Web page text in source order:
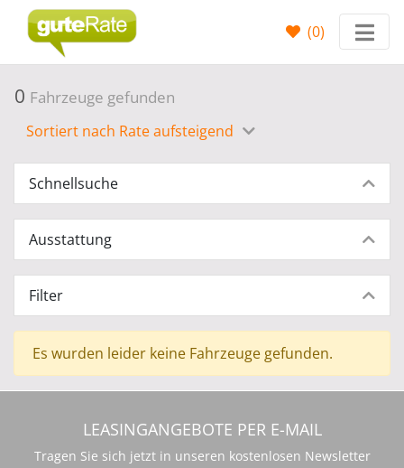
(0)
0 Fahrzeuge gefunden
Sortiert nach Rate aufsteigend
Schnellsuche
Ausstattung
Filter
Es wurden leider keine Fahrzeuge gefunden.
LEASINGANGEBOTE PER E-MAIL
Tragen Sie sich jetzt in unseren kostenlosen Newsletter